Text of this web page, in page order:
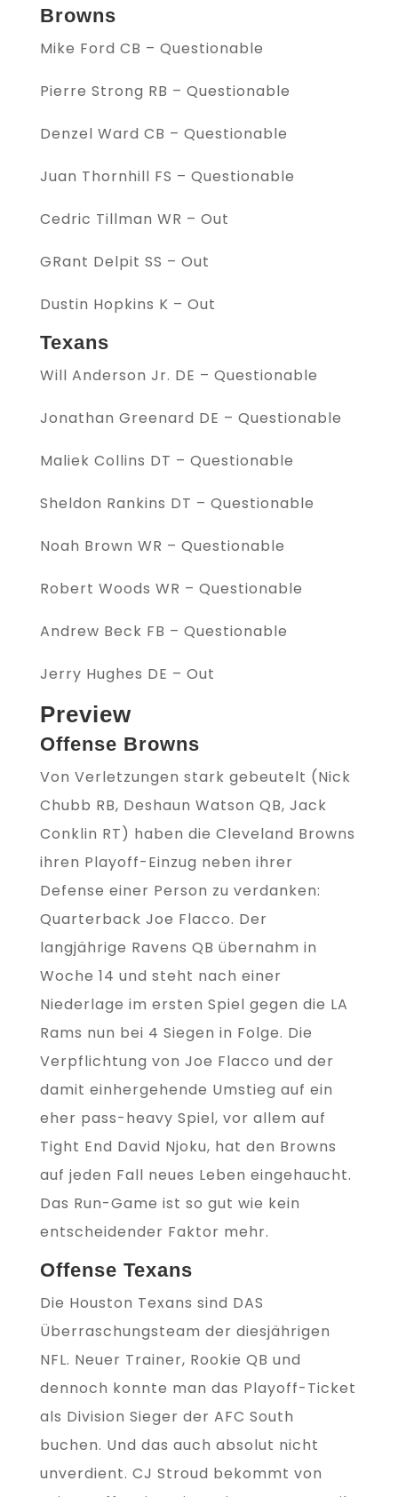
Browns
Mike Ford CB – Questionable
Pierre Strong RB – Questionable
Denzel Ward CB – Questionable
Juan Thornhill FS – Questionable
Cedric Tillman WR – Out
GRant Delpit SS – Out
Dustin Hopkins K – Out
Texans
Will Anderson Jr. DE – Questionable
Jonathan Greenard DE – Questionable
Maliek Collins DT – Questionable
Sheldon Rankins DT – Questionable
Noah Brown WR – Questionable
Robert Woods WR – Questionable
Andrew Beck FB – Questionable
Jerry Hughes DE – Out
Preview
Offense Browns
Von Verletzungen stark gebeutelt (Nick
Chubb RB, Deshaun Watson QB, Jack
Conklin RT) haben die Cleveland Browns
ihren Playoff-Einzug neben ihrer
Defense einer Person zu verdanken:
Quarterback Joe Flacco. Der
langjährige Ravens QB übernahm in
Woche 14 und steht nach einer
Niederlage im ersten Spiel gegen die LA
Rams nun bei 4 Siegen in Folge. Die
Verpflichtung von Joe Flacco und der
damit einhergehende Umstieg auf ein
eher pass-heavy Spiel, vor allem auf
Tight End David Njoku, hat den Browns
auf jeden Fall neues Leben eingehaucht.
Das Run-Game ist so gut wie kein
entscheidender Faktor mehr.
Offense Texans
Die Houston Texans sind DAS
Überraschungsteam der diesjährigen
NFL. Neuer Trainer, Rookie QB und
dennoch konnte man das Playoff-Ticket
als Division Sieger der AFC South
buchen. Und das auch absolut nicht
unverdient. CJ Stroud bekommt von